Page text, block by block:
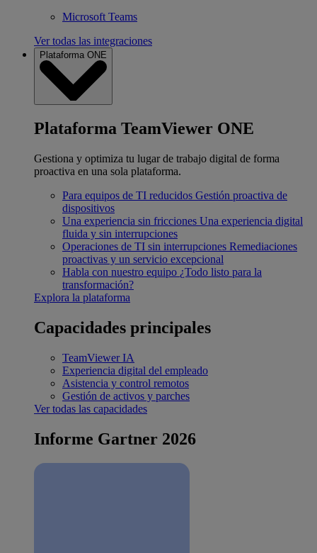
Microsoft Teams
Ver todas las integraciones
Plataforma ONE
Plataforma TeamViewer ONE
Gestiona y optimiza tu lugar de trabajo digital de forma
proactiva en una sola plataforma.
Para equipos de TI reducidos Gestión proactiva de
dispositivos
Una experiencia sin fricciones Una experiencia digital
fluida y sin interrupciones
Operaciones de TI sin interrupciones Remediaciones
proactivas y un servicio excepcional
Habla con nuestro equipo ¿Todo listo para la
transformación?
Explora la plataforma
Capacidades principales
TeamViewer IA
Experiencia digital del empleado
Asistencia y control remotos
Gestión de activos y parches
Ver todas las capacidades
Informe Gartner 2026